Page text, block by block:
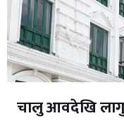
चालु आवदेखि